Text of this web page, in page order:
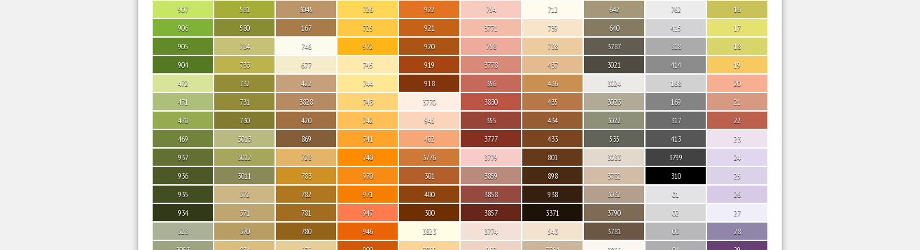
907
906
905
904
472
471
470
469
937
936
935
934
523
581
580
734
733
732
731
730
3013
3012
3011
372
371
370
3045
167
746
677
422
3828
420
869
728
783
782
781
780
726
725
972
745
744
743
742
741
740
970
971
947
946
922
921
920
919
918
3770
945
402
3776
301
400
300
3823
754
3771
758
3778
356
3830
355
3777
3779
3859
3858
3857
3774
712
739
738
437
436
435
434
433
801
898
938
3371
543
642
640
3787
3021
3024
3023
3022
535
3033
3782
3032
3790
3781
762
415
318
414
168
169
317
413
3799
310
01
02
03
16
17
18
19
20
21
22
23
24
25
26
27
28